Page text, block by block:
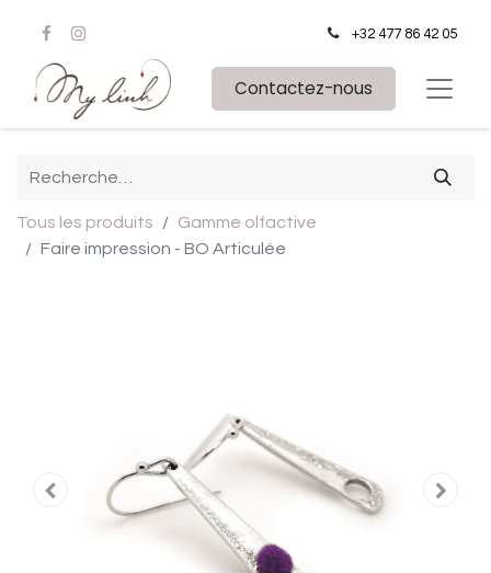
+32 477 86 42 05
Contactez-nous
Tous les produits
Gamme olfactive
Faire impression - BO Articulée